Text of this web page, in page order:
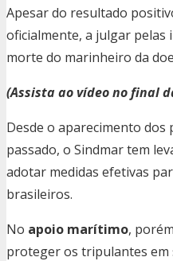
Apesar do resultado
oficialmente, a julgar pelas
morte do marinheiro da
(Assista ao vídeo no final
Desde o aparecimento
passado, o Sindmar tem
adotar medidas efetivas
brasileiros.
No apoio marítimo,
proteger os tripulantes em